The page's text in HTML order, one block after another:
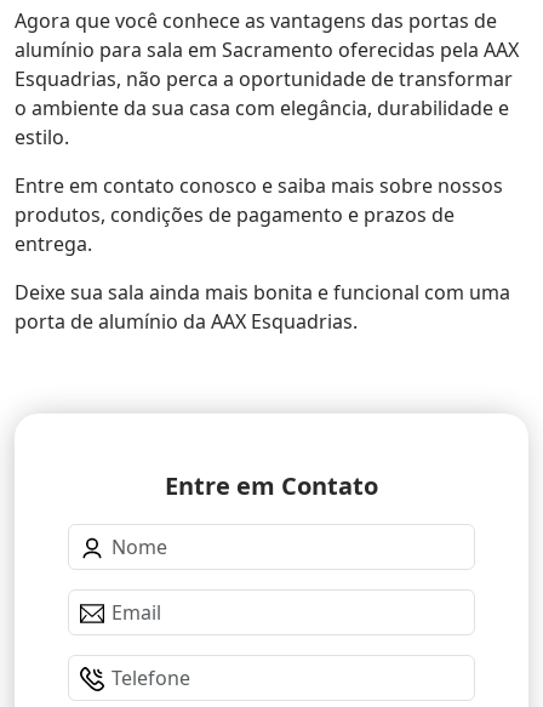
Agora que você conhece as vantagens das portas de
alumínio para sala em Sacramento oferecidas pela AAX
Esquadrias, não perca a oportunidade de transformar
o ambiente da sua casa com elegância, durabilidade e
estilo.
Entre em contato conosco e saiba mais sobre nossos
produtos, condições de pagamento e prazos de
entrega.
Deixe sua sala ainda mais bonita e funcional com uma
porta de alumínio da AAX Esquadrias.
Entre em Contato